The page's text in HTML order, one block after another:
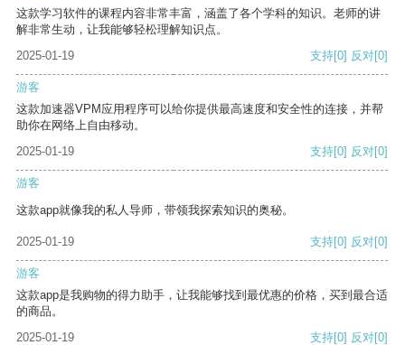
这款学习软件的课程内容非常丰富，涵盖了各个学科的知识。老师的讲
解非常生动，让我能够轻松理解知识点。
2025-01-19
支持[0] 反对[0]
游客
这款加速器VPM应用程序可以给你提供最高速度和安全性的连接，并帮
助你在网络上自由移动。
2025-01-19
支持[0] 反对[0]
游客
这款app就像我的私人导师，带领我探索知识的奥秘。
2025-01-19 支持[0] 反对[0]
游客
这款app是我购物的得力助手，让我能够找到最优惠的价格，买到最合适
的商品。
2025-01-19
支持[0] 反对[0]